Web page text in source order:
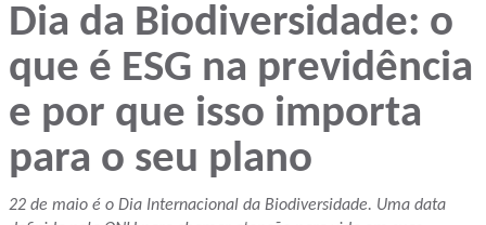
Dia da Biodiversidade: o
que é ESG na previdência
e por que isso importa
para o seu plano
22 de maio é o Dia Internacional da Biodiversidade. Uma data